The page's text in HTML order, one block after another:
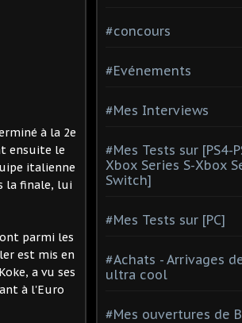
à la 2e
ensuite le
italienne
la finale, lui
parmi les
est mis en
a vu ses
à l'Euro
#concours
#Evénements
#Mes Interviews
#Mes Tests sur [PS4-
Xbox Series S-Xbox
Switch]
#Mes Tests sur [PC]
#Achats - Arrivages
ultra cool
#Mes ouvertures de